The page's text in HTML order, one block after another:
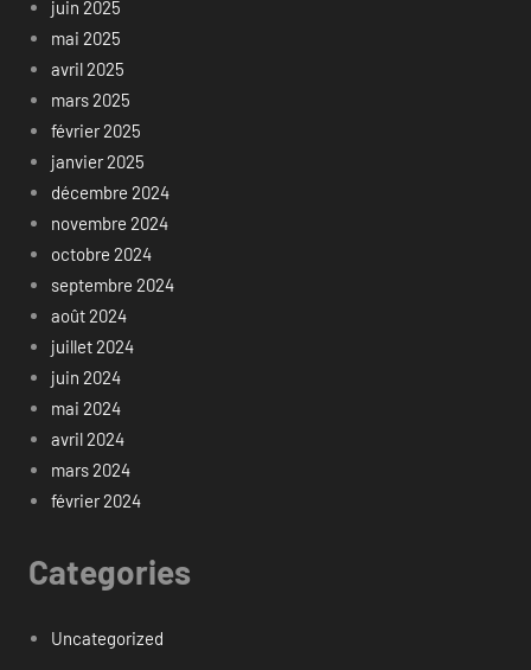
juin 2025
mai 2025
avril 2025
mars 2025
février 2025
janvier 2025
décembre 2024
novembre 2024
octobre 2024
septembre 2024
août 2024
juillet 2024
juin 2024
mai 2024
avril 2024
mars 2024
février 2024
Categories
Uncategorized